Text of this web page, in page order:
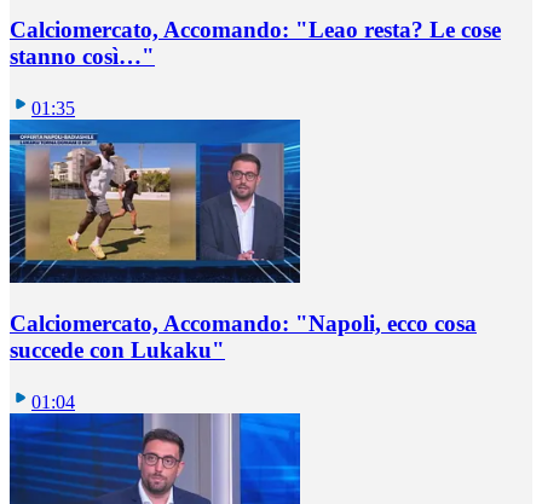
Calciomercato, Accomando: "Leao resta? Le cose
stanno così…"
01:35
Calciomercato, Accomando: "Napoli, ecco cosa
succede con Lukaku"
01:04